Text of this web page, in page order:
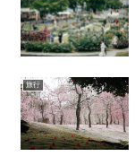
旅行